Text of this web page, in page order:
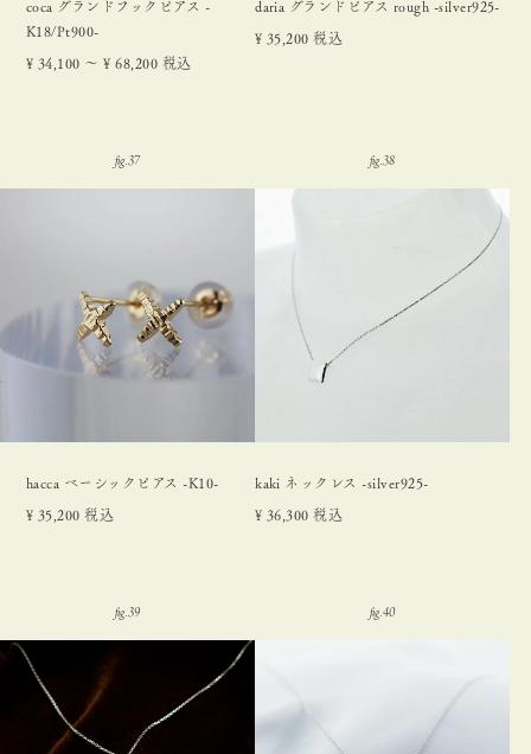
coca グランドフックピアス -
K18/Pt900-
¥ 34,100 〜 ¥ 68,200 税込
daria グランドピアス rough -silver925-
¥ 35,200 税込
hacca ベーシックピアス -K10-
¥ 35,200 税込
kaki ネックレス -silver925-
¥ 36,300 税込